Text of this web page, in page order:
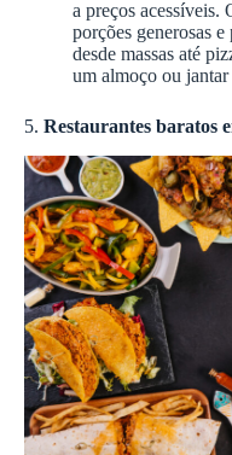
a preços acessíveis.
porções generosas
desde massas até
um almoço ou
5. Restaurantes baratos